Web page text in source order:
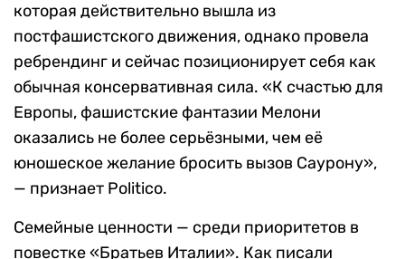
которая действительно вышла из
постфашистского движения, однако провела
ребрендинг и сейчас позиционирует себя как
обычная консервативная сила. «К счастью для
Европы, фашистские фантазии Мелони
оказались не более серьёзными, чем её
юношеское желание бросить вызов Саурону»,
— признает Politico.
Семейные ценности — среди приоритетов в
повестке «Братьев Италии». Как писали